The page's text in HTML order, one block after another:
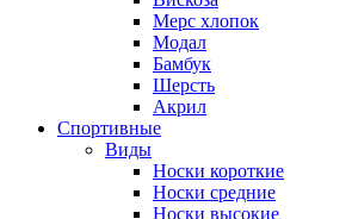
Мерс хлопок
Модал
Бамбук
Шерсть
Акрил
Спортивные
Виды
Носки короткие
Носки средние
Носки высокие